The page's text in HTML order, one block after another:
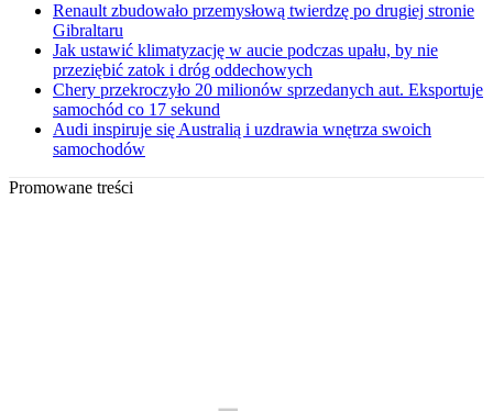
Renault zbudowało przemysłową twierdzę po drugiej stronie
Gibraltaru
Jak ustawić klimatyzację w aucie podczas upału, by nie
przeziębić zatok i dróg oddechowych
Chery przekroczyło 20 milionów sprzedanych aut. Eksportuje
samochód co 17 sekund
Audi inspiruje się Australią i uzdrawia wnętrza swoich
samochodów
Promowane treści